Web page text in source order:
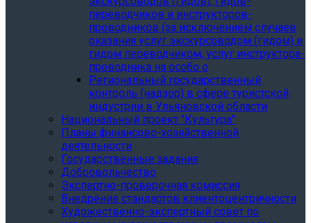
переводчиков и инструкторов-
проводников (за исключением случаев
оказания услуг экскурсоводом (гидом) и
гидом переводчиком, услуг инструктора-
проводника на особо о
Региональный государственный
контроль (надзор) в сфере туристской
индустрии в Ульяновской области
Национальный проект "Культура"
Планы финансово-хозяйственной
деятельности
Государственные задания
Добровольчество
Экспертно-проверочная комиссия
Внедрение стандартов клиентоцентричности
Художественно-экспертный совет по